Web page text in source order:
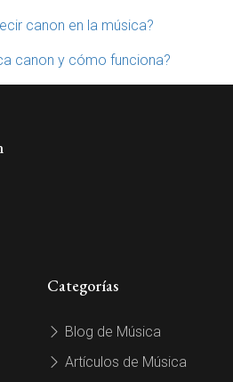
canon en la música?
canon y cómo funciona?
Categorías
Blog de Música
Artículos de Música